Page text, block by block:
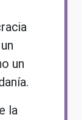
un
la